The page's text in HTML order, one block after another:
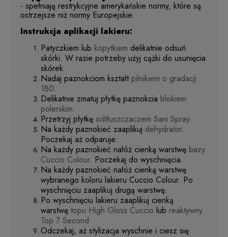
- spełniają restrykcyjne amerykańskie normy, które są
ostrzejsze niż normy Europejskie.
Instrukcja aplikacji lakieru:
Patyczkiem lub kopytkiem delikatnie odsuń
skórki. W razie potrzeby użyj cążki do usunięcia
skórek.
Nadaj paznokciom kształt pilnikiem o gradacji
180.
Delikatnie zmatuj płytkę paznokcia blokiem
polerskim.
Przetrzyj płytkę odtłuszczaczem Sani Spray.
Na każdy paznokieć zaaplikuj dehydrator.
Poczekaj aż odparuje.
Na każdy paznokieć nałóż cienką warstwę bazy
Cuccio Colour. Poczekaj do wyschnięcia.
Na każdy paznokieć nałóż cienką warstwę
wybranego koloru lakieru Cuccio Colour. Po
wyschnięciu zaaplikuj drugą warstwę.
Po wyschnięciu lakieru zaaplikuj cienką
warstwę topu High Gloss Cuccio lub reaktywny
Top 7 Second
Odczekaj, aż stylizacja wyschnie i ciesz się